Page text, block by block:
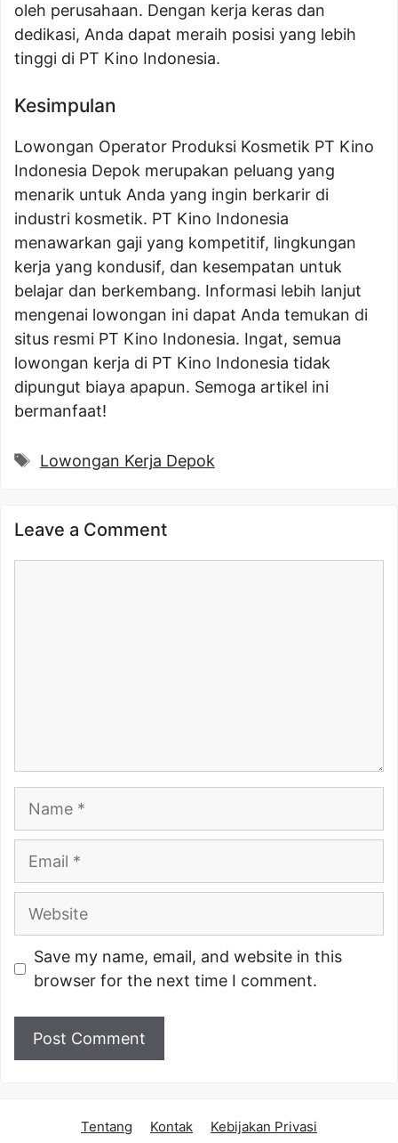
oleh perusahaan. Dengan kerja keras dan
dedikasi, Anda dapat meraih posisi yang lebih
tinggi di PT Kino Indonesia.
Kesimpulan
Lowongan Operator Produksi Kosmetik PT Kino
Indonesia Depok merupakan peluang yang
menarik untuk Anda yang ingin berkarir di
industri kosmetik. PT Kino Indonesia
menawarkan gaji yang kompetitif, lingkungan
kerja yang kondusif, dan kesempatan untuk
belajar dan berkembang. Informasi lebih lanjut
mengenai lowongan ini dapat Anda temukan di
situs resmi PT Kino Indonesia. Ingat, semua
lowongan kerja di PT Kino Indonesia tidak
dipungut biaya apapun. Semoga artikel ini
bermanfaat!
Tags
Lowongan Kerja Depok
Leave a Comment
Website
Save my name, email, and website in this
browser for the next time I comment.
Tentang Kontak Kebijakan Privasi